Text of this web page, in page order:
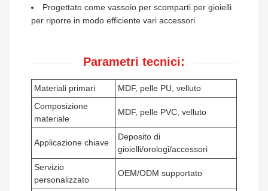
Progettato come vassoio per scomparti per gioielli
per riporre in modo efficiente vari accessori
Parametri tecnici:
Materiali primari
MDF, pelle PU, velluto
Composizione
materiale
MDF, pelle PVC, velluto
Applicazione chiave
Deposito di
gioielli/orologi/accessori
Servizio
personalizzato
OEM/ODM supportato